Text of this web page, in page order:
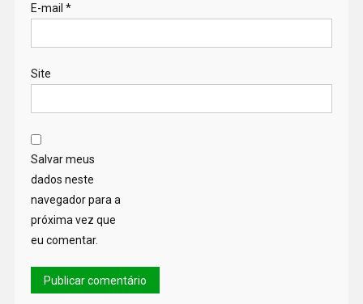
E-mail *
Site
Salvar meus
dados neste
navegador para a
próxima vez que
eu comentar.